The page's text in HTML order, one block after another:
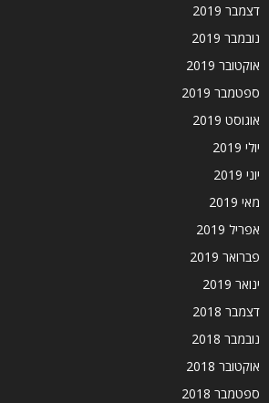
דצמבר 2019
נובמבר 2019
אוקטובר 2019
ספטמבר 2019
אוגוסט 2019
יולי 2019
יוני 2019
מאי 2019
אפריל 2019
פברואר 2019
ינואר 2019
דצמבר 2018
נובמבר 2018
אוקטובר 2018
ספטמבר 2018